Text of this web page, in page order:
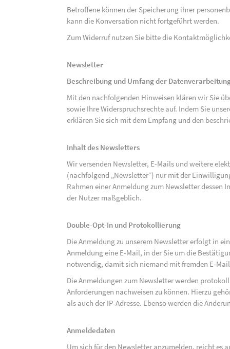
Betroffene können der Speicherung ihrer
kann die Konversation nicht fortgeführt werden.
Zum Widerruf nutzen Sie bitte die
Newsletter
Beschreibung und Umfang der
Mit den nachfolgenden Hinweisen klären wir Sie
sowie Ihre Widerspruchsrechte auf. Indem Sie
erklären Sie sich mit dem Empfang und den
Inhalt des Newsletters
Wir versenden Newsletter, E-Mails und weitere
(nachfolgend „Newsletter“) nur mit der
Rahmen einer Anmeldung zum Newsletter
der Nutzer maßgeblich.
Double-Opt-In und Protokollierung
Die Anmeldung zu unserem Newsletter erfolgt in
Anmeldung eine E-Mail, in der Sie um die
notwendig, damit sich niemand mit fremden E-
Die Anmeldungen zum Newsletter werden
Anforderungen nachweisen zu können. Hierzu
als auch der IP-Adresse. Ebenso werden die
Anmeldedaten
Um sich für den Newsletter anzumelden, reicht es